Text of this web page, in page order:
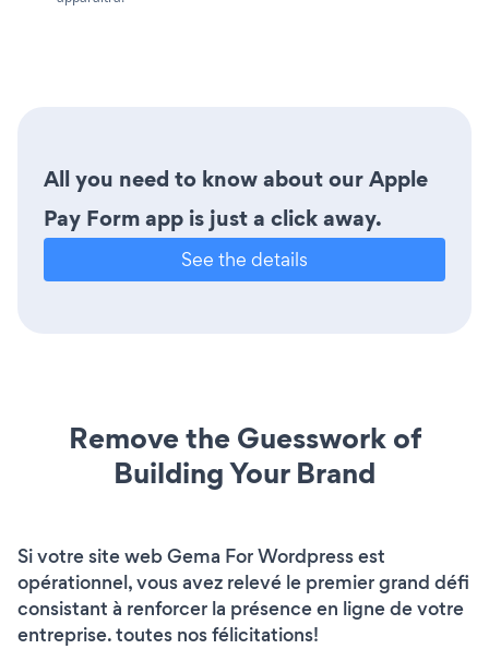
All you need to know about our Apple
Pay Form app is just a click away.
See the details
Remove the Guesswork of
Building Your Brand
Si votre site web Gema For Wordpress est
opérationnel, vous avez relevé le premier grand défi
consistant à renforcer la présence en ligne de votre
entreprise. toutes nos félicitations!